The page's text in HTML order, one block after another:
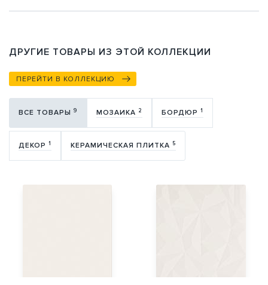
ДРУГИЕ ТОВАРЫ ИЗ ЭТОЙ КОЛЛЕКЦИИ
ПЕРЕЙТИ В КОЛЛЕКЦИЮ
ВСЕ ТОВАРЫ 9 МОЗАИКА 2 БОРДЮР 1
ДЕКОР 1 КЕРАМИЧЕСКАЯ ПЛИТКА 5